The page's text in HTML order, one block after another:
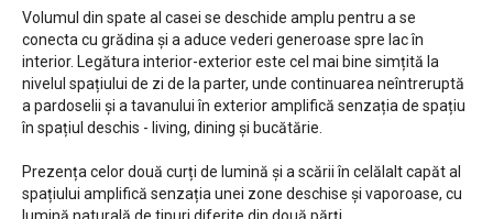
Volumul din spate al casei se deschide amplu pentru a se
conecta cu grădina și a aduce vederi generoase spre lac în
interior. Legătura interior-exterior este cel mai bine simțită la
nivelul spațiului de zi de la parter, unde continuarea neîntreruptă
a pardoselii și a tavanului în exterior amplifică senzația de spațiu
în spațiul deschis - living, dining și bucătărie.
Prezența celor două curți de lumină și a scării în celălalt capăt al
spațiului amplifică senzația unei zone deschise și vaporoase, cu
lumină naturală de tipuri diferite din două părți.